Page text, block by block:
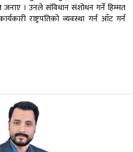
। उनले संविधान संशोधन गर्ने हिम्मत
राष्ट्रपतिको व्यवस्था गर्न आँट गर्न